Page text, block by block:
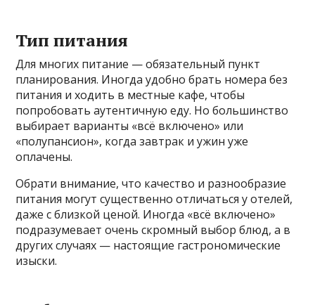
Тип питания
Для многих питание — обязательный пункт
планирования. Иногда удобно брать номера без
питания и ходить в местные кафе, чтобы
попробовать аутентичную еду. Но большинство
выбирает варианты «всё включено» или
«полупансион», когда завтрак и ужин уже
оплачены.
Обрати внимание, что качество и разнообразие
питания могут существенно отличаться у отелей,
даже с близкой ценой. Иногда «всё включено»
подразумевает очень скромный выбор блюд, а в
других случаях — настоящие гастрономические
изыски.